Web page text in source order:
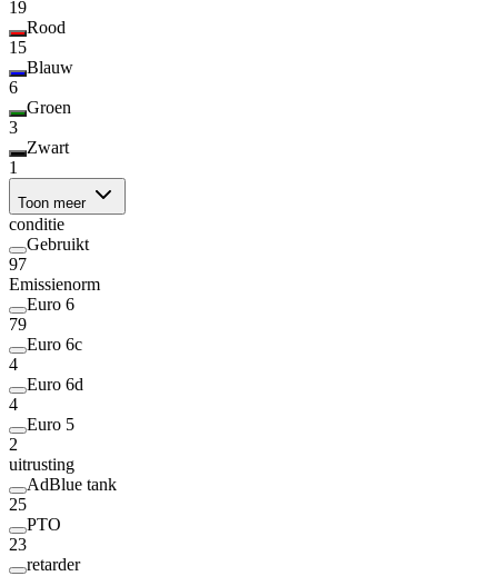
19
Rood
15
Blauw
6
Groen
3
Zwart
1
Toon meer
conditie
Gebruikt
97
Emissienorm
Euro 6
79
Euro 6c
4
Euro 6d
4
Euro 5
2
uitrusting
AdBlue tank
25
PTO
23
retarder